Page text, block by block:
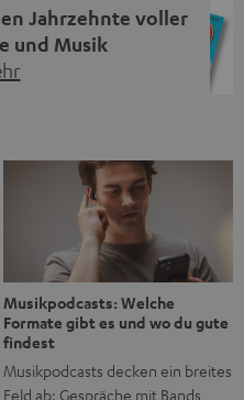
Jahrzehnte voller
und Musik
durch Rock und
große Fragen. Zum 70.
zurück. Vom Filmheft zur
ihren Ton fand Als die […]
Musikpodcasts: Welche
Formate gibt es und wo du gute
findest
Musikpodcasts decken ein breites
Feld ab: Gespräche mit Bands